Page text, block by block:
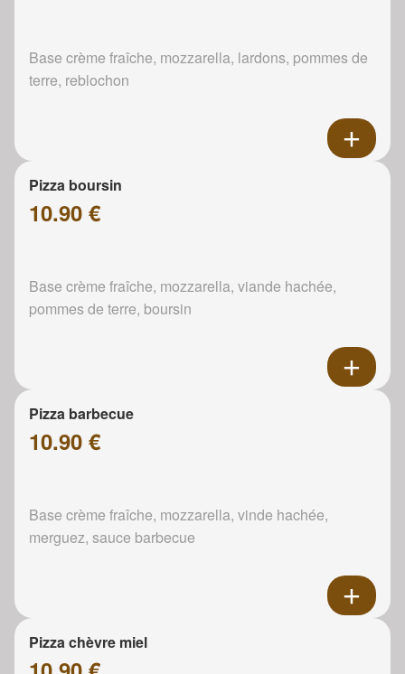
Base crème fraîche, mozzarella, lardons, pommes de
terre, reblochon
Pizza boursin
10.90 €
Base crème fraîche, mozzarella, viande hachée,
pommes de terre, boursin
Pizza barbecue
10.90 €
Base crème fraîche, mozzarella, vinde hachée,
merguez, sauce barbecue
Pizza chèvre miel